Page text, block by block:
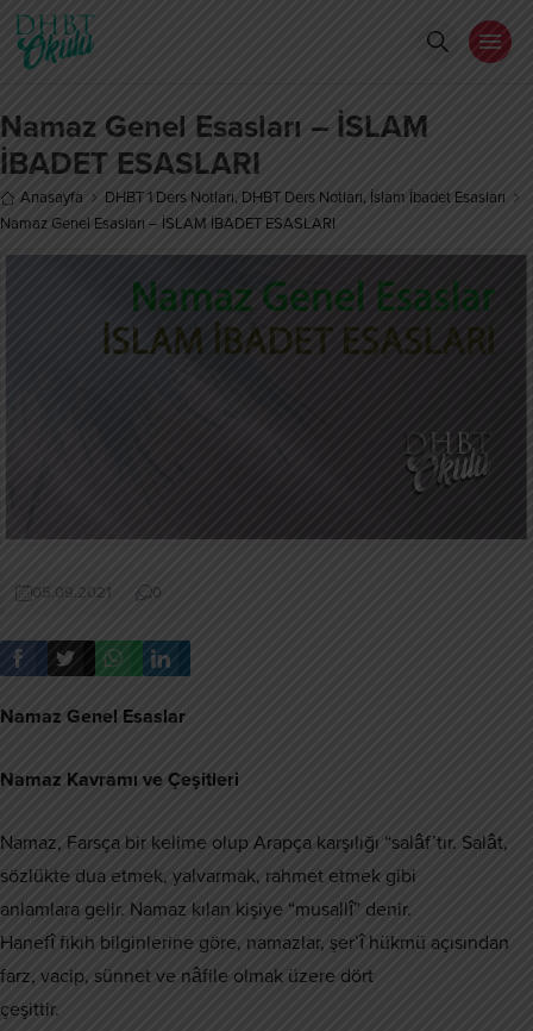
Namaz Genel Esasları – İSLAM
İBADET ESASLARI
Anasayfa DHBT 1 Ders Notları, DHBT Ders Notları, İslam İbadet Esasları
Namaz Genel Esasları – İSLAM İBADET ESASLARI
05.09.2021 0
Namaz Genel Esaslar
Namaz Kavramı ve Çeşitleri
Namaz, Farsça bir kelime olup Arapça karşılığı “salâf’tır. Salât,
sözlükte dua etmek, yalvarmak, rahmet etmek gibi
anlamlara gelir. Namaz kılan kişiye “musallî” denir.
Hanefî fıkıh bilginlerine göre, namazlar, şer’î hükmü açısından
farz, vacip, sünnet ve nâfile olmak üzere dört
çeşittir.